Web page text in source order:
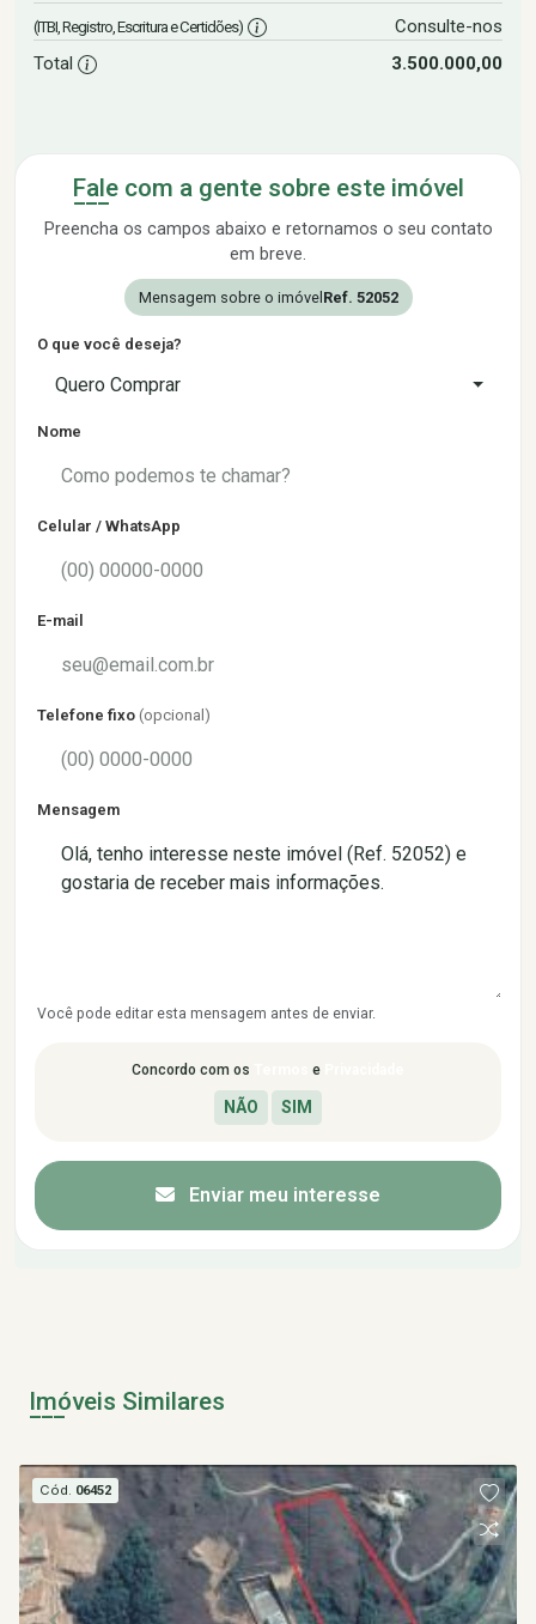
(ITBI, Registro, Escritura e Certidões)
Consulte-nos
Total
3.500.000,00
Fale com a gente sobre este imóvel
Preencha os campos abaixo e retornamos o seu contato
em breve.
Mensagem sobre o imóvel Ref. 52052
O que você deseja?
Quero Comprar
Nome
Celular / WhatsApp
E-mail
Telefone fixo (opcional)
Mensagem
Você pode editar esta mensagem antes de enviar.
Concordo com os e
Enviar meu interesse
Imóveis Similares
Cód. 06452